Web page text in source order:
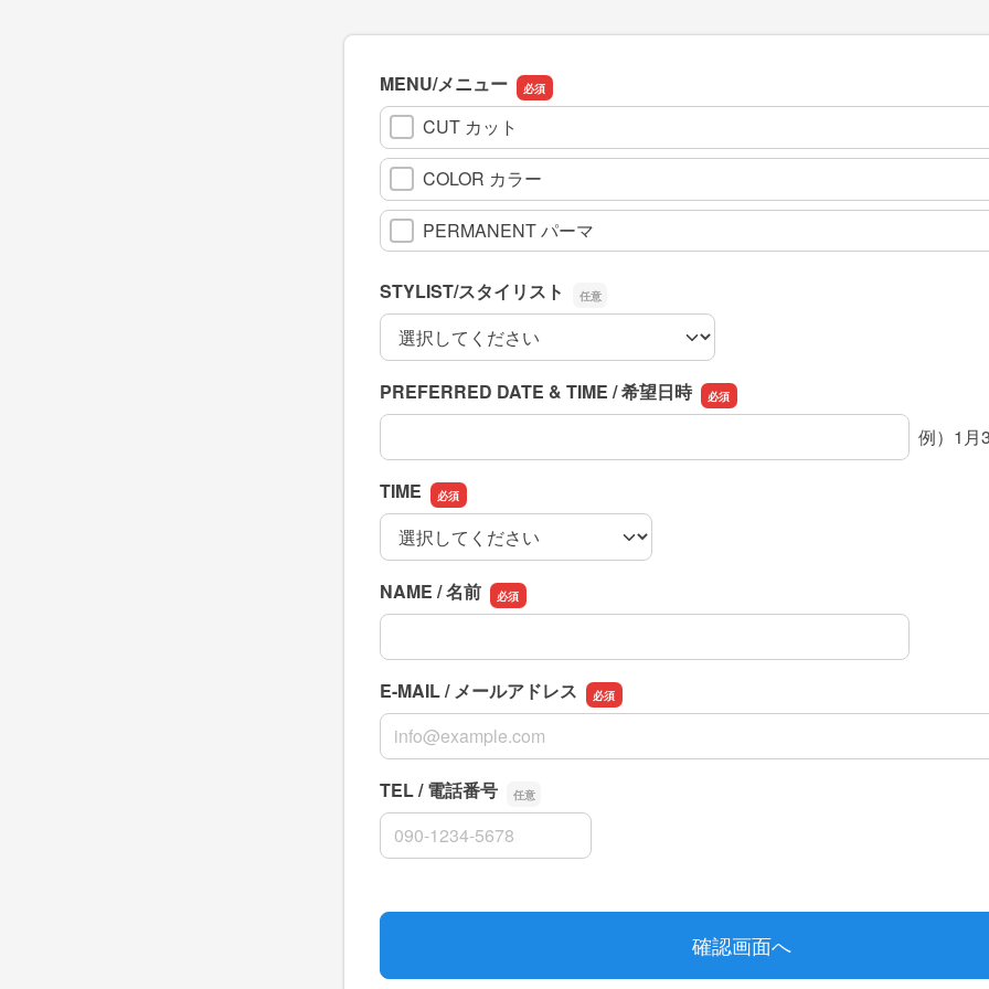
MENU/メニュー
CUT カット
COLOR カラー
PERMANENT パーマ
STYLIST/スタイリスト
STYLIST/スタイリスト
PREFERRED DATE & TIME / 希望日時
PREFERRED DATE & TIME / 希望日時
例）1
TIME
TIME
NAME / 名前
NAME / 名前
E-MAIL / メールアドレス
E-MAIL / メールアドレス
TEL / 電話番号
TEL / 電話番号